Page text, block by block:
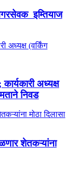
इम्तियाज
अध्यक्ष (वर्किंग
अध्यक्ष
निवड
मोठा दिलासा
शेतकऱ्यांना